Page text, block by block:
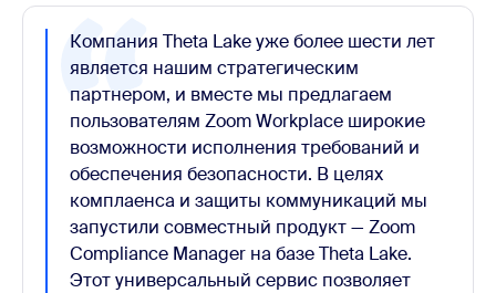
Компания Theta Lake уже более шести лет
является нашим стратегическим
партнером, и вместе мы предлагаем
пользователям Zoom Workplace широкие
возможности исполнения требований и
обеспечения безопасности. В целях
комплаенса и защиты коммуникаций мы
запустили совместный продукт — Zoom
Compliance Manager на базе Theta Lake.
Этот универсальный сервис позволяет